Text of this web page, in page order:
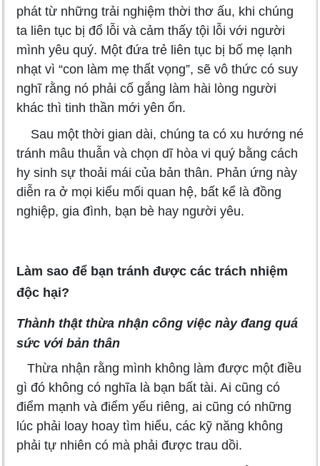
phát từ những trải nghiệm thời thơ ấu, khi chúng
ta liên tục bị đổ lỗi và cảm thấy tội lỗi với người
mình yêu quý. Một đứa trẻ liên tục bị bố mẹ lạnh
nhạt vì “con làm mẹ thất vọng”, sẽ vô thức có suy
nghĩ rằng nó phải cố gắng làm hài lòng người
khác thì tinh thần mới yên ổn.
Sau một thời gian dài, chúng ta có xu hướng né
tránh mâu thuẫn và chọn dĩ hòa vi quý bằng cách
hy sinh sự thoải mái của bản thân. Phản ứng này
diễn ra ở mọi kiểu mối quan hệ, bất kể là đồng
nghiệp, gia đình, bạn bè hay người yêu.
Làm sao để bạn tránh được các trách nhiệm
độc hại?
Thành thật thừa nhận công việc này đang quá
sức với bản thân
Thừa nhận rằng mình không làm được một điều
gì đó không có nghĩa là bạn bất tài. Ai cũng có
điểm mạnh và điểm yếu riêng, ai cũng có những
lúc phải loay hoay tìm hiểu, các kỹ năng không
phải tự nhiên có mà phải được trau dồi.